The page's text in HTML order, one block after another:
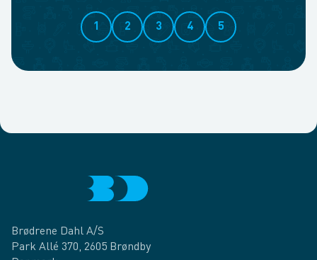
1 2 3 4 5
Brødrene Dahl A/S
Park Allé 370, 2605 Brøndby